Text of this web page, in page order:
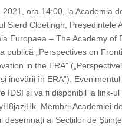
ora 14:00, la Academia
Sierd Cloetingh, Președintele
Europaea – The Academy of
publică „Perspectives on
in the ERA”
inovării în ERA”).
IDSI și va fi disponibil la link-ul
Membrii Academiei
desemnați ai Secțiilor de